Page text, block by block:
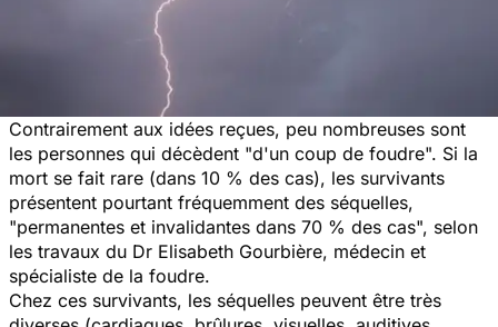
Contrairement aux idées reçues, peu nombreuses sont
les personnes qui décèdent "d'un coup de foudre". Si la
mort se fait rare (dans 10 % des cas), les survivants
présentent pourtant fréquemment des séquelles,
"permanentes et invalidantes dans 70 % des cas", selon
les travaux du Dr Elisabeth Gourbière, médecin et
spécialiste de la foudre.
Chez ces survivants, les séquelles peuvent être très